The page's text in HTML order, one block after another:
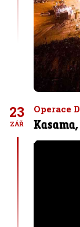
23
ZÁŘ
Operace